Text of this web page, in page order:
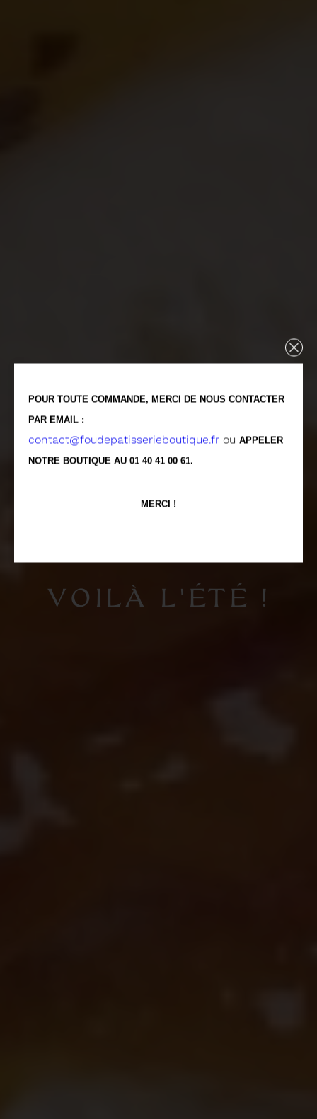
POUR TOUTE COMMANDE, MERCI DE NOUS CONTACTER
PAR EMAIL :
contact@foudepatisserieboutique.fr ou APPELER
NOTRE BOUTIQUE AU 01 40 41 00 61.
MERCI !
VOILÀ L'ÉTÉ !